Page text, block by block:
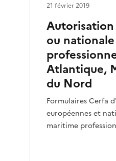
ou
Atlantique,
du Nord
Formulaires Cerfa
européennes et
maritime
21 février 2019